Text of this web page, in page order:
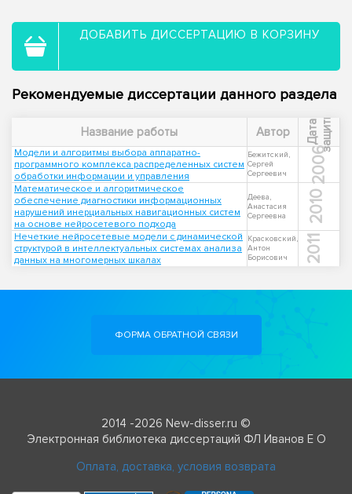
ДОБАВИТЬ ДИССЕРТАЦИЮ В КОРЗИНУ
Рекомендуемые диссертации данного раздела
Название работы Автор Д
а
т
а
з
а
щ
и
т ы
Модели и алгоритмы выбора аппаратно-
программного комплекса распределенных систем
обработки информации и управления
Бежитский,
Сергей
Сергеевич
2006
Математическое и алгоритмическое
обеспечение диагностики информационных
нарушений инерциальных навигационных систем
на основе нейросетевого подхода
Деева,
Анастасия
Сергеевна
2010
Нечеткие нейросетевые модели с динамической
структурой в интеллектуальных системах анализа
данных на многомерных шкалах
Красковский,
Антон
Борисович
2011
ФОРМА ОБРАТНОЙ СВЯЗИ
2014 -2026 New-disser.ru ©
Электронная библиотека диссертаций ФЛ Иванов Е О
Оплата, доставка, условия возврата